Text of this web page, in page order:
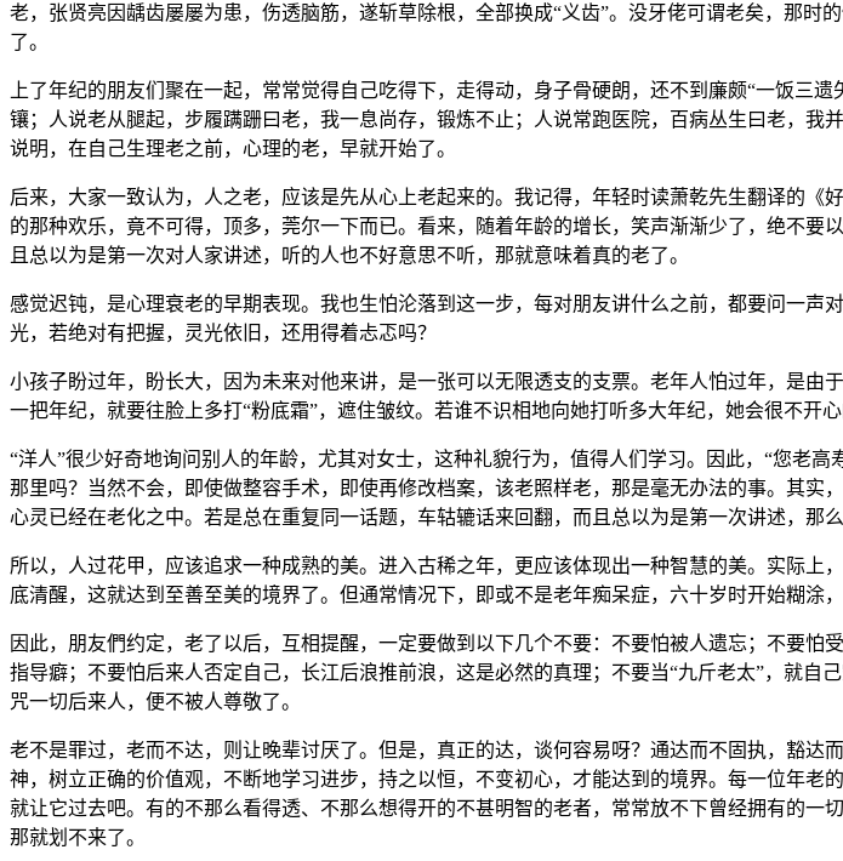
老，张贤亮因龋齿屡屡为患，伤透脑筋，遂斩草除根，全部换成“义齿”。没牙佬可谓老矣，那
了。
上了年纪的朋友们聚在一起，常常觉得自己吃得下，走得动，身子骨硬朗，还不到廉颇“一饭三
镶；人说老从腿起，步履蹒跚曰老，我一息尚存，锻炼不止；人说常跑医院，百病丛生曰老，
说明，在自己生理老之前，心理的老，早就开始了。
后来，大家一致认为，人之老，应该是先从心上老起来的。我记得，年轻时读萧乾先生翻译的
的那种欢乐，竟不可得，顶多，莞尔一下而已。看来，随着年龄的增长，笑声渐渐少了，绝不
且总以为是第一次对人家讲述，听的人也不好意思不听，那就意味着真的老了。
感觉迟钝，是心理衰老的早期表现。我也生怕沦落到这一步，每对朋友讲什么之前，都要问一
光，若绝对有把握，灵光依旧，还用得着忐忑吗？
小孩子盼过年，盼长大，因为未来对他来讲，是一张可以无限透支的支票。老年人怕过年，是
一把年纪，就要往脸上多打“粉底霜”，遮住皱纹。若谁不识相地向她打听多大年纪，她会很不开心
“洋人”很少好奇地询问别人的年龄，尤其对女士，这种礼貌行为，值得人们学习。因此，“您老
那里吗？当然不会，即使做整容手术，即使再修改档案，该老照样老，那是毫无办法的事。其
心灵已经在老化之中。若是总在重复同一话题，车轱辘话来回翻，而且总以为是第一次讲述，那
所以，人过花甲，应该追求一种成熟的美。进入古稀之年，更应该体现出一种智慧的美。实际
底清醒，这就达到至善至美的境界了。但通常情况下，即或不是老年痴呆症，六十岁时开始糊涂
因此，朋友們约定，老了以后，互相提醒，一定要做到以下几个不要：不要怕被人遗忘；不要
指导癖；不要怕后来人否定自己，长江后浪推前浪，这是必然的真理；不要当“九斤老太”，就
咒一切后来人，便不被人尊敬了。
老不是罪过，老而不达，则让晚辈讨厌了。但是，真正的达，谈何容易呀？通达而不固执，豁
神，树立正确的价值观，不断地学习进步，持之以恒，不变初心，才能达到的境界。每一位年老
就让它过去吧。有的不那么看得透、不那么想得开的不甚明智的老者，常常放不下曾经拥有的
那就划不来了。